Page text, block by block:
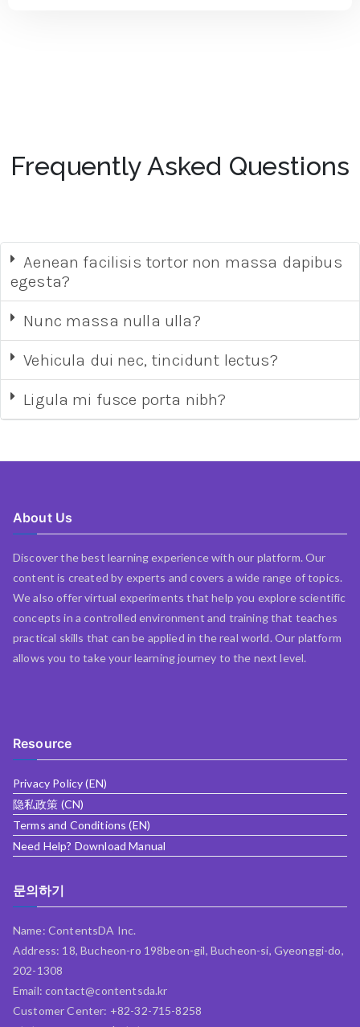
Frequently Asked Questions
Aenean facilisis tortor non massa dapibus
egesta?
Nunc massa nulla ulla?
Vehicula dui nec, tincidunt lectus?
Ligula mi fusce porta nibh?
About Us
Discover the best learning experience with our platform. Our
content is created by experts and covers a wide range of topics.
We also offer virtual experiments that help you explore scientific
concepts in a controlled environment and training that teaches
practical skills that can be applied in the real world. Our platform
allows you to take your learning journey to the next level.
Resource
Privacy Policy (EN)
隐私政策 (CN)
Terms and Conditions (EN)
Need Help? Download Manual
문의하기
Name: ContentsDA Inc.
Address: 18, Bucheon-ro 198beon-gil, Bucheon-si, Gyeonggi-do,
202-1308
Email: contact@contentsda.kr
Customer Center: +82-32-715-8258